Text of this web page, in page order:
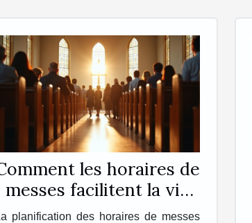
les horaires de
messes facilitent la vie
des pratiquants ?
planification des horaires de messes